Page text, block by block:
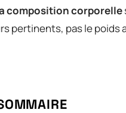
composition corporelle
pertinents, pas le poids